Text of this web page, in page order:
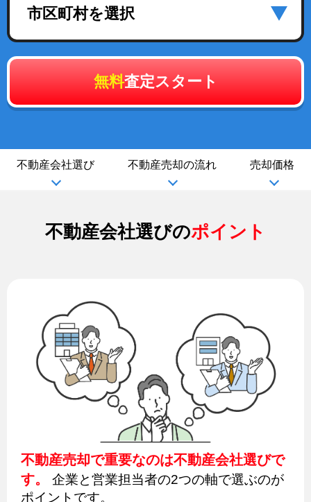
市区町村を選択
無料査定スタート
不動産会社選び 不動産売却の流れ 売却価格
不動産会社選びのポイント
不動産売却で重要なのは不動産会社選びで
す。
企業と営業担当者の2つの軸で選ぶのが
ポイントです。